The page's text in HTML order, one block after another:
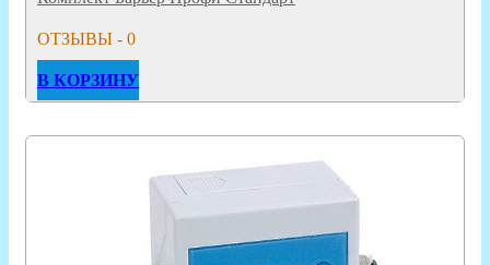
ОТЗЫВЫ - 0
В КОРЗИНУ